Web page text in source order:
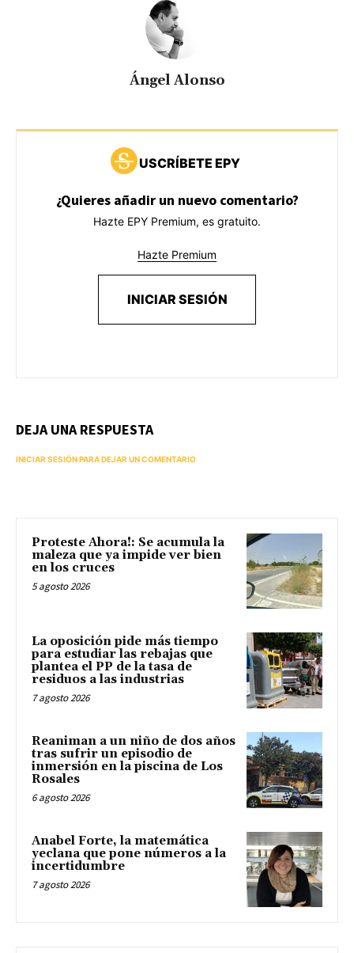
Ángel Alonso
USCRÍBETE EPY
¿Quieres añadir un nuevo comentario?
Hazte EPY Premium, es gratuito.
Hazte Premium
INICIAR SESIÓN
DEJA UNA RESPUESTA
INICIAR SESIÓN PARA DEJAR UN COMENTARIO
Proteste Ahora!: Se acumula la
maleza que ya impide ver bien
en los cruces
5 agosto 2026
La oposición pide más tiempo
para estudiar las rebajas que
plantea el PP de la tasa de
residuos a las industrias
7 agosto 2026
Reaniman a un niño de dos años
tras sufrir un episodio de
inmersión en la piscina de Los
Rosales
6 agosto 2026
Anabel Forte, la matemática
yeclana que pone números a la
incertidumbre
7 agosto 2026